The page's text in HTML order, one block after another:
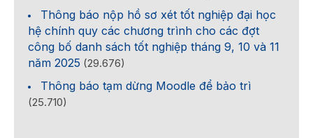
Thông báo nộp hồ sơ xét tốt nghiệp đại học
hệ chính quy các chương trình cho các đợt
công bố danh sách tốt nghiệp tháng 9, 10 và 11
năm 2025 (29.676)
Thông báo tạm dừng Moodle để bảo trì
(25.710)